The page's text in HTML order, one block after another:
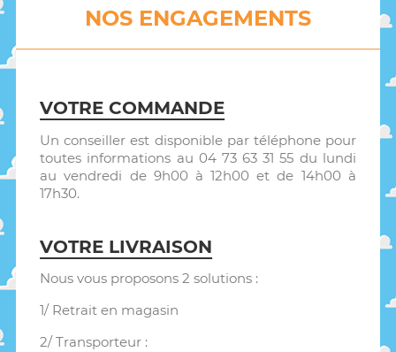
NOS ENGAGEMENTS
VOTRE COMMANDE
Un conseiller est disponible par téléphone pour
toutes informations au 04 73 63 31 55 du lundi
au vendredi de 9h00 à 12h00 et de 14h00 à
17h30.
VOTRE LIVRAISON
Nous vous proposons 2 solutions :
1/ Retrait en magasin
2/ Transporteur :